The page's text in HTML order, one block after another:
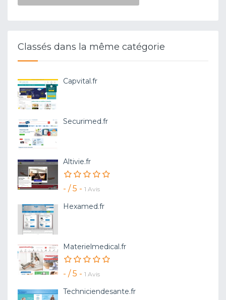
Classés dans la même catégorie
Capvital.fr
Securimed.fr
Altivie.fr
- / 5 - 1 Avis
Hexamed.fr
Materielmedical.fr
- / 5 - 1 Avis
Techniciendesante.fr